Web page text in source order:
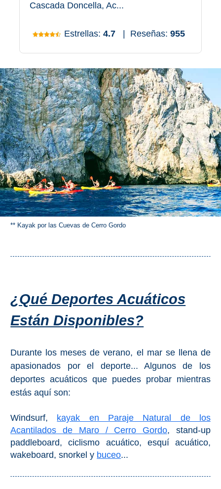
Buceo
Deportes
Acuáticos
Kayak
Barranquismo
Lanchas
Bicicletas
Parapente
Top Gratis
LOS
MEJORES
SITIOS
➜
Cuevas de Nerja
Caminito del Rey
Cascada Doncella, Ac...
Estrellas: 4.7 Reseñas: 955
** Kayak por las Cuevas de Cerro Gordo
¿Qué Deportes Acuáticos
Están Disponibles?
Durante los meses de verano, el mar se llena de
apasionados por el deporte... Algunos de los
deportes acuáticos que puedes probar mientras
estás aquí son:
Windsurf, kayak en Paraje Natural de los
Acantilados de Maro / Cerro Gordo, stand-up
paddleboard, ciclismo acuático, esquí acuático,
wakeboard, snorkel y buceo...